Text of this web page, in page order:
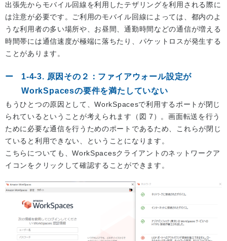
出張先からモバイル回線を利用したテザリングを利用される際に
は注意が必要です。ご利用のモバイル回線によっては、都内のよ
うな利用者の多い場所や、お昼間、通勤時間などの通信が増える
時間帯には通信速度が極端に落ちたり、パケットロスが発生する
ことがあります。
1-4-3. 原因その２：ファイアウォール設定が
WorkSpacesの要件を満たしていない
もうひとつの原因として、WorkSpacesで利用するポートが閉じ
られているということが考えられます（図 7）。画面転送を行う
ために必要な通信を行うためのポートであるため、これらが閉じ
ていると利用できない、ということになります。
こちらについても、WorkSpacesクライアントのネットワークア
イコンをクリックして確認することができます。